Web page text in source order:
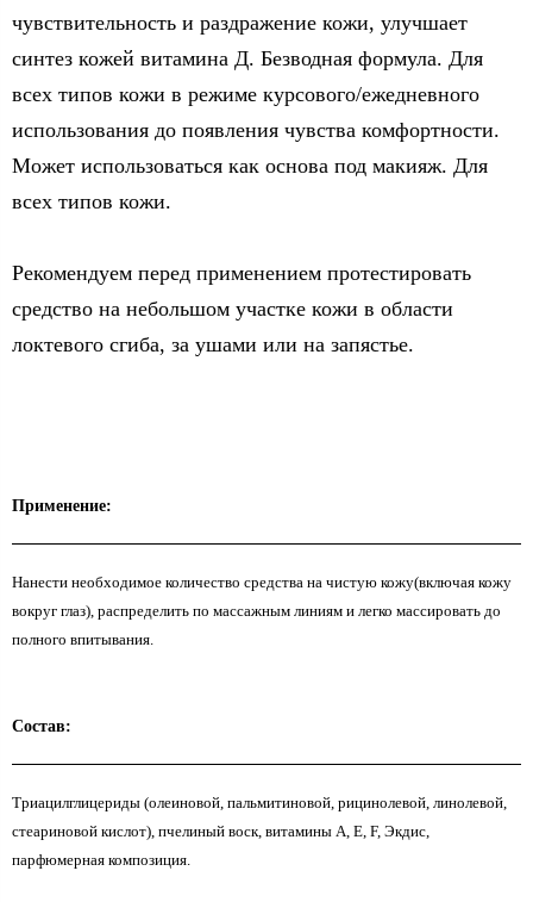
чувствительность и раздражение кожи, улучшает
синтез кожей витамина Д. Безводная формула. Для
всех типов кожи в режиме курсового/ежедневного
использования до появления чувства комфортности.
Может использоваться как основа под макияж. Для
всех типов кожи.
Рекомендуем перед применением протестировать
средство на небольшом участке кожи в области
локтевого сгиба, за ушами или на запястье.
Применение:
Нанести необходимое количество средства на чистую кожу(включая кожу
вокруг глаз), распределить по массажным линиям и легко массировать до
полного впитывания.
Состав:
Триацилглицериды (олеиновой, пальмитиновой, рицинолевой, линолевой,
стеариновой кислот), пчелиный воск, витамины А, Е, F, Экдис,
парфюмерная композиция.